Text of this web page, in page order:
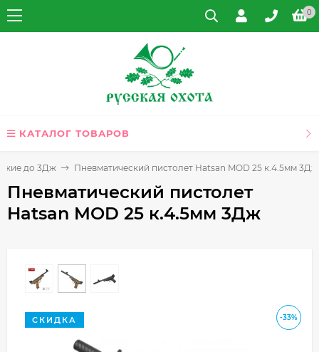
0
КАТАЛОГ ТОВАРОВ
до 3Дж Пневматический пистолет Hatsan MOD 25 к.4.5мм 3Дж
Пневматический пистолет
Hatsan MOD 25 к.4.5мм 3Дж
-33%
СКИДКА